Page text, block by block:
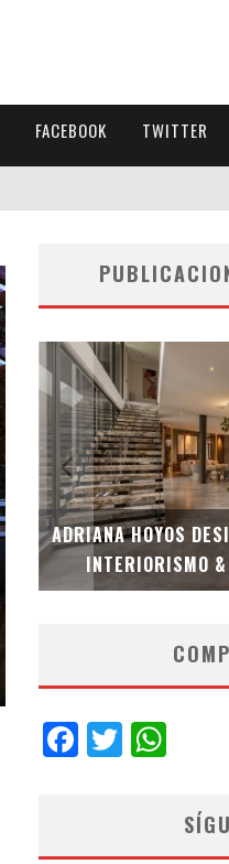
FACEBOOK TWITTER
ADRIANA HOYOS
INTERIORISMO
Facebook
Twitter